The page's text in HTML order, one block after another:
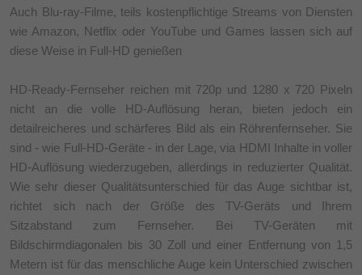
Auch Blu-ray-Filme, teils kostenpflichtige Streams von Diensten
wie Amazon, Netflix oder YouTube und Games lassen sich auf
diese Weise in Full-HD genießen
HD-Ready-Fernseher reichen mit 720p und 1280 x 720 Pixeln
nicht an die volle HD-Auflösung heran, bieten jedoch ein
detailreicheres und schärferes Bild als ein Röhrenfernseher. Sie
sind - wie Full-HD-Geräte - in der Lage, via HDMI Inhalte in voller
HD-Auflösung wiederzugeben, allerdings in reduzierter Qualität.
Wie sehr dieser Qualitätsunterschied für das Auge sichtbar ist,
richtet sich nach der Größe des TV-Geräts und Ihrem
Sitzabstand zum Fernseher. Bei TV-Geräten mit
Bildschirmdiagonalen bis 30 Zoll und einer Entfernung von 1,5
Metern ist für das menschliche Auge kein Unterschied zwischen